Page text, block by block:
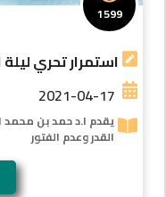
استمرار تحري ليلة
2021-04-17
يقدم ا.د حمد بن محمد
القدر وعدم الفتور
1599